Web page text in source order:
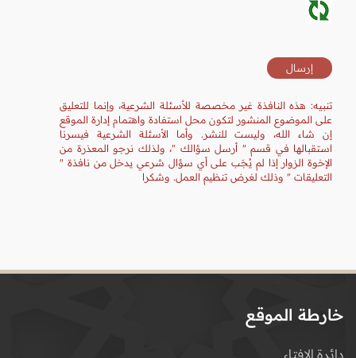
تنبيه: هذه النافذة غير مخصصة للأسئلة الشرعية، وإنما للتعليق
على الموضوع المنشور لتكون محل استفادة واهتمام إدارة الموقع
إن شاء الله، وليست للنشر. وأما الأسئلة الشرعية فيسرنا
استقبالها في قسم " أرسل سؤالك "، ولذلك نرجو المعذرة من
الإخوة الزوار إذا لم يُجَب على أي سؤال شرعي يدخل من نافذة "
التعليقات " وذلك لغرض تنظيم العمل. وشكرا
خارطة الموقع
دائرة الإفتاء